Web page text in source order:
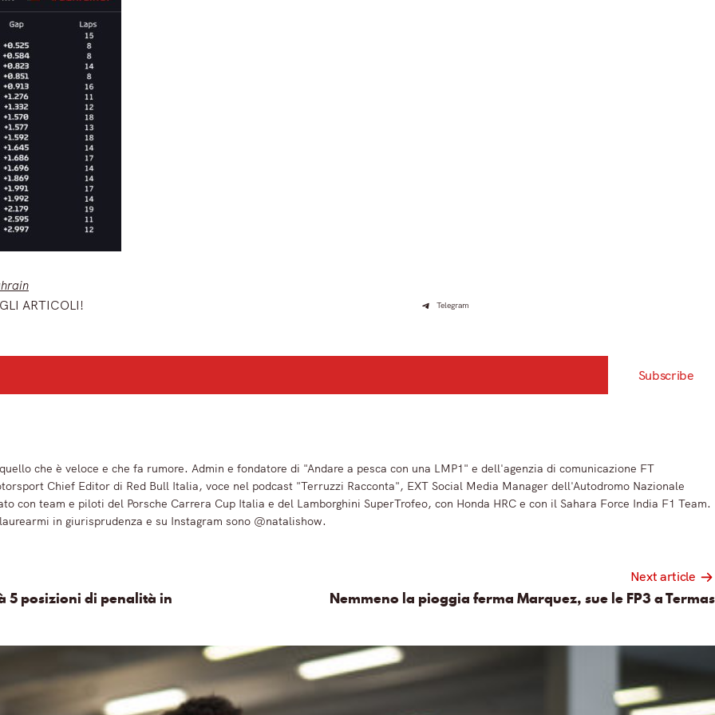
ARTICOLI! Telegram
Subscribe
che è veloce e che fa rumore. Admin e fondatore di "Andare a pesca con una LMP1" e dell'agenzia di comunicazione FT
Chief Editor di Red Bull Italia, voce nel podcast "Terruzzi Racconta", EXT Social Media Manager dell'Autodromo Nazionale
con team e piloti del Porsche Carrera Cup Italia e del Lamborghini SuperTrofeo, con Honda HRC e con il Sahara Force India F1 Team.
in giurisprudenza e su Instagram sono @natalishow.
5 posizioni di penalità in
Next article
Nemmeno la pioggia ferma Marquez, sue le FP3 a Termas